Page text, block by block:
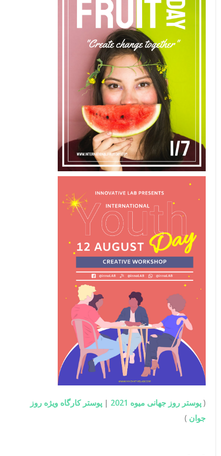
پوستر روز جهانی میوه 2021 | پوستر کارگاه ویژه روز
جوان)